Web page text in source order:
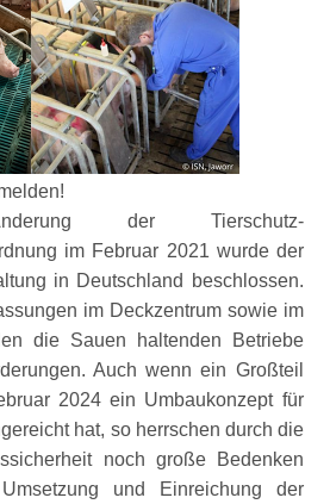
der Tierschutz-
im Februar 2021 wurde der
in Deutschland beschlossen.
im Deckzentrum sowie im
die Sauen haltenden Betriebe
Auch wenn ein Großteil
2024 ein Umbaukonzept für
hat, so herrschen durch die
noch große Bedenken
und Einreichung der